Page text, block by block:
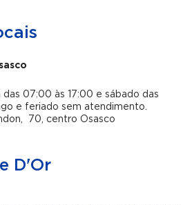
07:00 às 17:00 e sábado das
e feriado sem atendimento.
70, centro Osasco
D'Or